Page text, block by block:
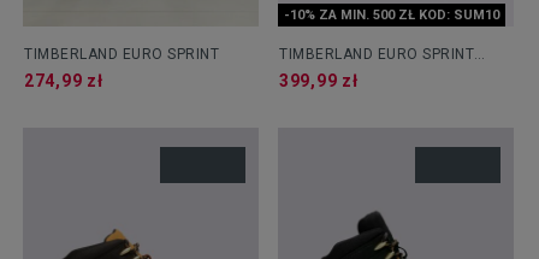
TIMBERLAND EURO SPRINT
274,99 zł
-10% ZA MIN. 500 ZŁ KOD: SUM10
TIMBERLAND EURO SPRINT
TREKKER
399,99 zł